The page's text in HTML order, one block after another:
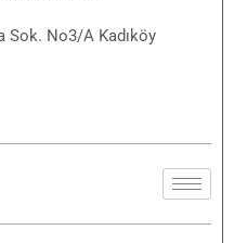
Sok. No3/A Kadıköy